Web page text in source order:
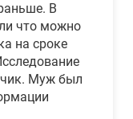
В
что можно
на сроке
Муж был